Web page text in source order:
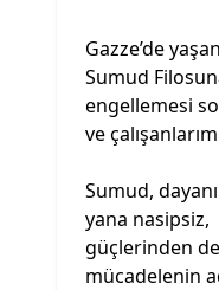
Gazze’de
Sumud
engellemesi
ve
Sumud,
yana nasipsiz,
güçlerinden
mücadelenin